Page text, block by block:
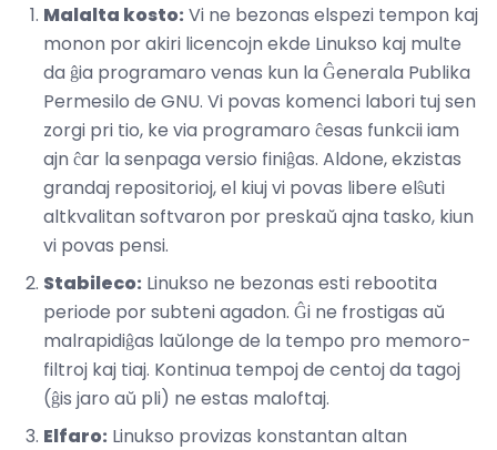
Malalta kosto: Vi ne bezonas elspezi tempon kaj
monon por akiri licencojn ekde Linukso kaj multe
da ĝia programaro venas kun la Ĝenerala Publika
Permesilo de GNU. Vi povas komenci labori tuj sen
zorgi pri tio, ke via programaro ĉesas funkcii iam
ajn ĉar la senpaga versio finiĝas. Aldone, ekzistas
grandaj repositorioj, el kiuj vi povas libere elŝuti
altkvalitan softvaron por preskaŭ ajna tasko, kiun
vi povas pensi.
Stabileco: Linukso ne bezonas esti rebootita
periode por subteni agadon. Ĝi ne frostigas aŭ
malrapidiĝas laŭlonge de la tempo pro memoro-
filtroj kaj tiaj. Kontinua tempoj de centoj da tagoj
(ĝis jaro aŭ pli) ne estas maloftaj.
Elfaro: Linukso provizas konstantan altan